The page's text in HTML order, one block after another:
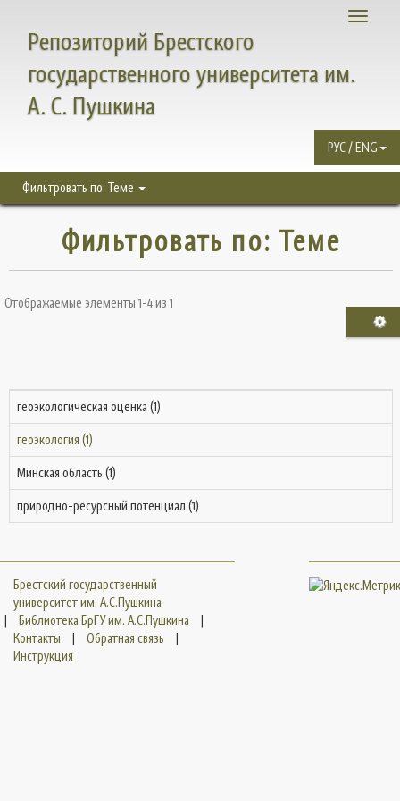
Toggle
Репозиторий Брестского
государственного университета им.
А. С. Пушкина
РУС / ENG
Фильтровать по: Теме
Фильтровать по: Теме
Отображаемые элементы 1-4 из 1
геоэкологическая оценка (1)
геоэкология (1)
Минская область (1)
природно-ресурсный потенциал (1)
Брестский государственный
университет им. А.С.Пушкина
|
Библиотека БрГУ им. А.С.Пушкина
|
Контакты
| Обратная связь
|
Инструкция